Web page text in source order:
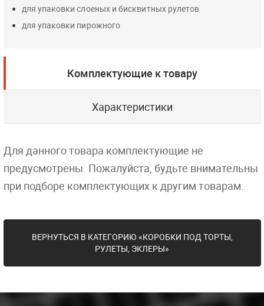
для упаковки слоеных и бисквитных рулетов
для упаковки пирожного
Комплектующие к товару
Характеристики
Для данного товара комплектующие не
предусмотрены. Пожалуйста, будьте внимательны
при подборе комплектующих к другим товарам.
ВЕРНУТЬСЯ В КАТЕГОРИЮ «КОРОБКИ ПОД ТОРТЫ,
РУЛЕТЫ, ЭКЛЕРЫ»